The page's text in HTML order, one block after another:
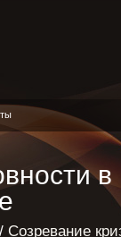
/ Созревание